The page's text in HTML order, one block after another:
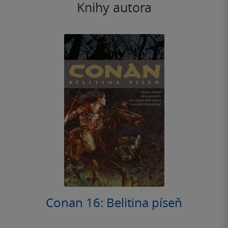
Knihy autora
Conan 16: Belitina píseň